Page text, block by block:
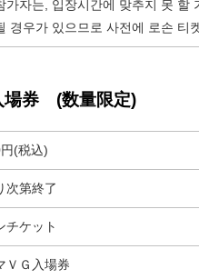
자는, 입장시간에 맞추지 못 할
경우가 있으므로 사전에 로손 티
場券 (数量限定)
(税込)
次第終了
チケット
ＶＧ入場券